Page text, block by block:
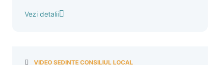
Vezi detalii
VIDEO ȘEDINȚE CONSILIUL LOCAL